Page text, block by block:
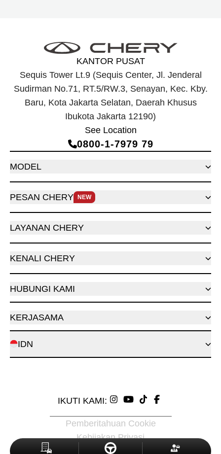
KANTOR PUSAT
Sequis Tower Lt.9 (Sequis Center, Jl. Jenderal
Sudirman No.71, RT.5/RW.3, Senayan, Kec. Kby.
Baru, Kota Jakarta Selatan, Daerah Khusus
Ibukota Jakarta 12190)
See Location
0800‑1‑7979 79
MODEL
PESAN CHERY NEW
LAYANAN CHERY
KENALI CHERY
HUBUNGI KAMI
KERJASAMA
IDN
IKUTI KAMI:
Pemberitahuan Cookie
Kebijakan Privasi
© 2026 Chery Indonesia